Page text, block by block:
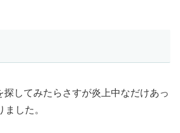
探してみたらさすが炎上中なだけあっ
した。